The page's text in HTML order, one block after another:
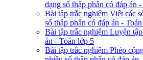
dạng số thập phân có đáp án
Bài tập trắc nghiệm Viết các
số thập phân có đáp án -
Bài tập trắc nghiệm Luyện
án - Toán lớp 5
Bài tập trắc nghiệm Phép